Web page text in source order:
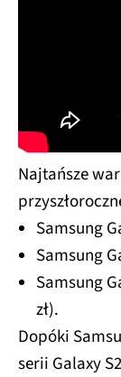
Najtańsze
Samsung
Samsung
Samsung
zł).
Dopóki
serii Galaxy